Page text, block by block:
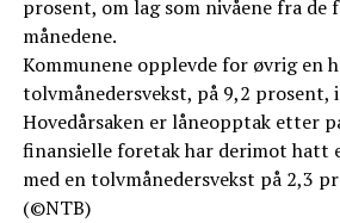
prosent, om lag som nivåene fra de
månedene.
Kommunene opplevde for øvrig en
tolvmånedersvekst, på 9,2 prosent,
Hovedårsaken er låneopptak etter
finansielle foretak har derimot hatt
med en tolvmånedersvekst på 2,3
(©NTB)